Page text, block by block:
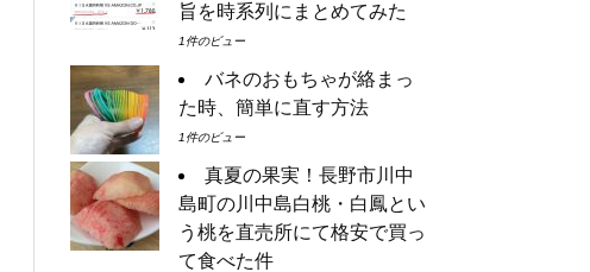
旨を時系列にまとめてみた
1件のビュー
バネのおもちゃが絡まっ
た時、簡単に直す方法
1件のビュー
真夏の果実！長野市川中
島町の川中島白桃・白鳳とい
う桃を直売所にて格安で買っ
て食べた件